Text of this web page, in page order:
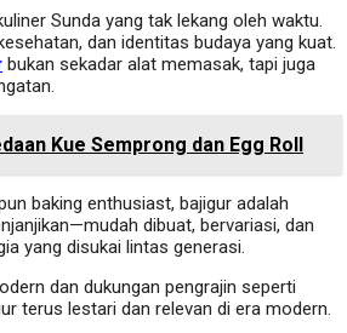
Sunda yang tak lekang oleh waktu.
dan identitas budaya yang kuat.
bukan sekadar alat memasak, tapi juga
Kue Semprong dan Egg Roll
baking enthusiast, bajigur adalah
dibuat, bervariasi, dan
yang disukai lintas generasi.
dan dukungan pengrajin seperti
terus lestari dan relevan di era modern.